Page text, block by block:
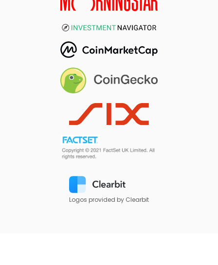
Logos provided by Clearbit